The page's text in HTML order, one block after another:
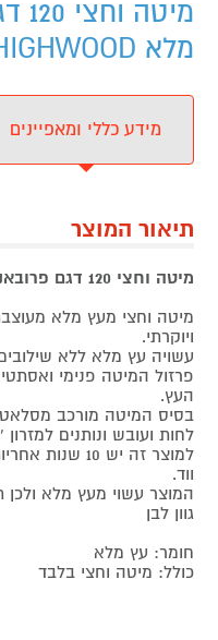
מלא HIGHWOOD - מידע נוסף
מידע כללי ומאפיינים
תיאור המוצר
מיטה וחצי 120 דגם פרובאנס מעץ מלא HIGHWOOD
מיטה וחצי מעץ מלא
ויוקרתי.
עשויה עץ מלא ללא
פרזול המיטה פנימי
העץ.
בסיס המיטה מורכב
לחות ועובש ונותנים למזרון
למוצר זה יש
ווד.
המוצר עשוי מעץ מלא ולכן
גוון לבן
חומר: עץ מלא
כולל: מיטה וחצי בלבד